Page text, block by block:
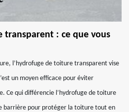
transparent : ce que vous
l’hydrofuge de toiture transparent vise
un moyen efficace pour éviter
Ce qui différencie l’hydrofuge de toiture
barrière pour protéger la toiture tout en